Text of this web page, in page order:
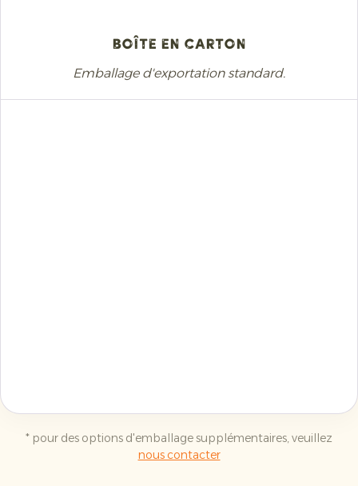
Boîte en carton
Emballage d'exportation standard.
* pour des options d'emballage supplémentaires, veuillez
nous contacter